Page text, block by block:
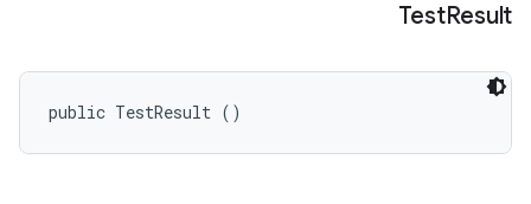
TestResult
public TestResult ()